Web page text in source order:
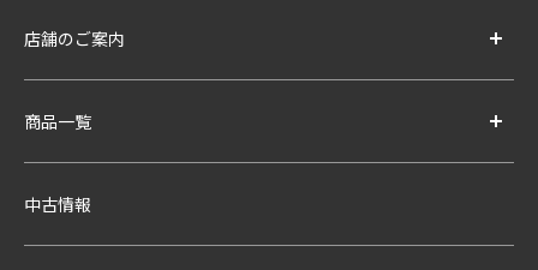
店舗のご案内
商品一覧
中古情報